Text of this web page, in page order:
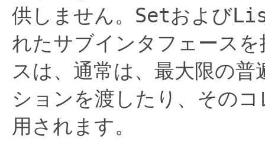
供しません。 Setおよび
れたサブインタフェース
スは、通常は、最大限の
ションを渡したり、その
用されます。